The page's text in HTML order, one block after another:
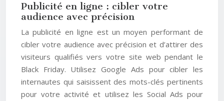
Publicité en ligne : cibler votre
audience avec précision
La publicité en ligne est un moyen performant de
cibler votre audience avec précision et d’attirer des
visiteurs qualifiés vers votre site web pendant le
Black Friday. Utilisez Google Ads pour cibler les
internautes qui saisissent des mots-clés pertinents
pour votre activité et utilisez les Social Ads pour